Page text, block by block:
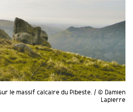
le massif calcaire du Pibeste. / © Damien
Lapierre